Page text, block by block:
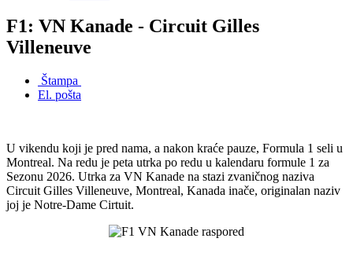
F1: VN Kanade - Circuit Gilles
Villeneuve
Štampa
El. pošta
U vikendu koji je pred nama, a nakon kraće pauze, Formula 1 seli u
Montreal. Na redu je peta utrka po redu u kalendaru formule 1 za
Sezonu 2026. Utrka za VN Kanade na stazi zvaničnog naziva
Circuit Gilles Villeneuve, Montreal, Kanada inače, originalan naziv
joj je Notre-Dame Cirtuit.